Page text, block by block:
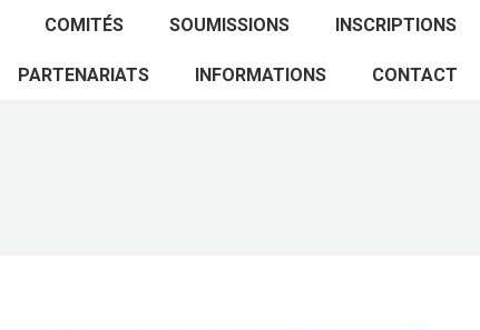
COMITÉS SOUMISSIONS INSCRIPTIONS
PARTENARIATS INFORMATIONS CONTACT
ACCUEIL PROGRAMME COMITÉS
SOUMISSIONS INSCRIPTIONS PARTENARIATS